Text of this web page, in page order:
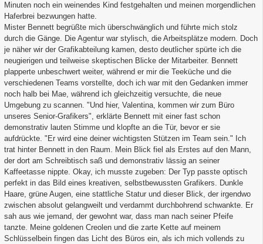
Minuten noch ein weinendes Kind festgehalten und meinen morgendlichen
Haferbrei bezwungen hatte.
Mister Bennett begrüßte mich überschwänglich und führte mich stolz
durch die Gänge. Die Agentur war stylisch, die Arbeitsplätze modern. Doch
je näher wir der Grafikabteilung kamen, desto deutlicher spürte ich die
neugierigen und teilweise skeptischen Blicke der Mitarbeiter. Bennett
plapperte unbeschwert weiter, während er mir die Teeküche und die
verschiedenen Teams vorstellte, doch ich war mit den Gedanken immer
noch halb bei Mae, während ich gleichzeitig versuchte, die neue
Umgebung zu scannen. "Und hier, Valentina, kommen wir zum Büro
unseres Senior-Grafikers", erklärte Bennett mit einer fast schon
demonstrativ lauten Stimme und klopfte an die Tür, bevor er sie
aufdrückte. "Er wird eine deiner wichtigsten Stützen im Team sein." Ich
trat hinter Bennett in den Raum. Mein Blick fiel als Erstes auf den Mann,
der dort am Schreibtisch saß und demonstrativ lässig an seiner
Kaffeetasse nippte. Okay, ich musste zugeben: Der Typ passte optisch
perfekt in das Bild eines kreativen, selbstbewussten Grafikers. Dunkle
Haare, grüne Augen, eine stattliche Statur und dieser Blick, der irgendwo
zwischen absolut gelangweilt und verdammt durchbohrend schwankte. Er
sah aus wie jemand, der gewohnt war, dass man nach seiner Pfeife
tanzte. Meine goldenen Creolen und die zarte Kette auf meinem
Schlüsselbein fingen das Licht des Büros ein, als ich mich vollends zu